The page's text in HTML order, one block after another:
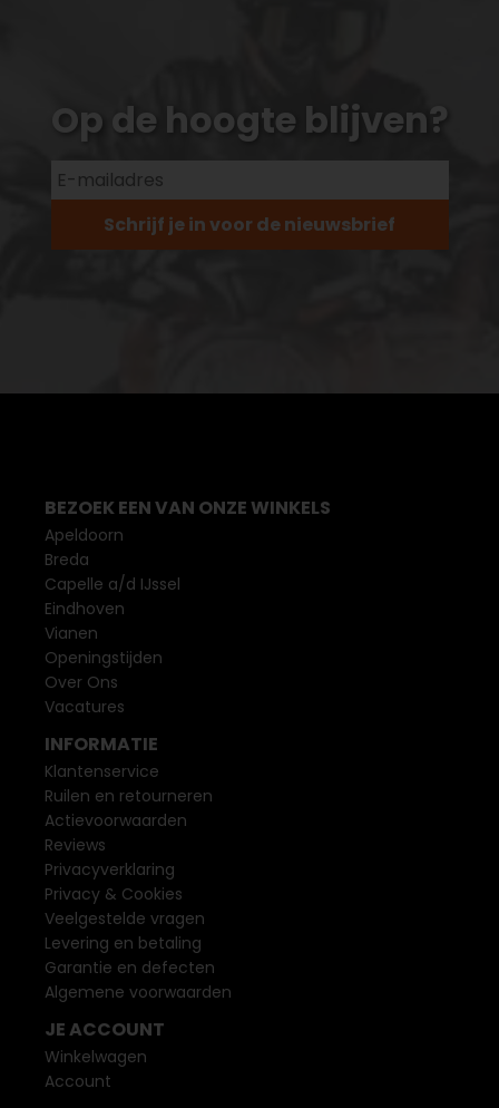
Op de hoogte blijven?
Schrijf je in voor de nieuwsbrief
BEZOEK EEN VAN ONZE WINKELS
Apeldoorn
Breda
Capelle a/d IJssel
Eindhoven
Vianen
Openingstijden
Over Ons
Vacatures
INFORMATIE
Klantenservice
Ruilen en retourneren
Actievoorwaarden
Reviews
Privacyverklaring
Privacy & Cookies
Veelgestelde vragen
Levering en betaling
Garantie en defecten
Algemene voorwaarden
JE ACCOUNT
Winkelwagen
Account